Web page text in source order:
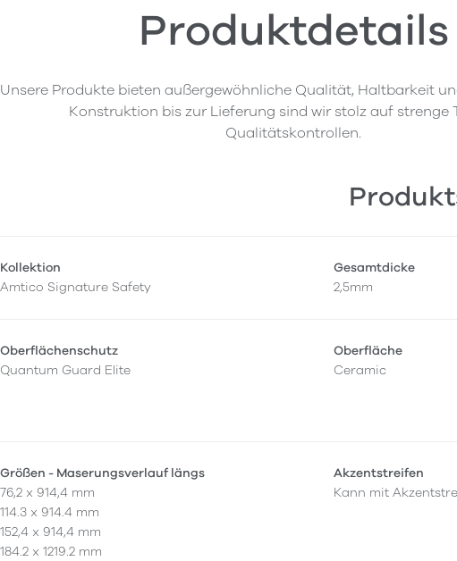
Produktdetails
Unsere Produkte bieten außergewöhnliche Qualität, Haltbarkeit
Konstruktion bis zur Lieferung sind wir stolz auf strenge
Qualitätskontrollen.
Kollektion
Amtico Signature Safety
Gesamtdicke
2,5mm
Oberflächenschutz
Quantum Guard Elite
Oberfläche
Ceramic
Größen - Maserungsverlauf längs
76,2 x 914,4 mm
114.3 x 914.4 mm
152,4 x 914,4 mm
184.2 x 1219.2 mm
Akzentstreifen
Kann mit